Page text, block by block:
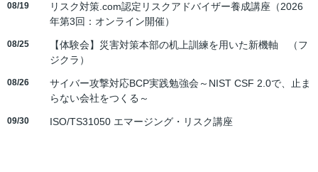
08/19
リスク対策.com認定リスクアドバイザー養成講座（2026
年第3回：オンライン開催）
08/25
【体験会】災害対策本部の机上訓練を用いた新機軸 （フ
ジクラ）
08/26
サイバー攻撃対応BCP実践勉強会～NIST CSF 2.0で、止ま
らない会社をつくる～
09/30 ISO/TS31050 エマージング・リスク講座